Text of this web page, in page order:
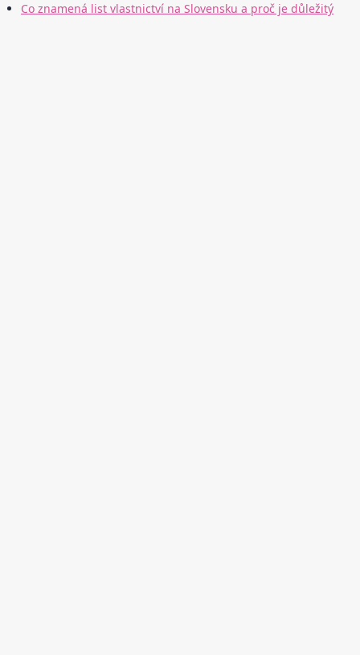
Co znamená list vlastnictví na Slovensku a proč je důležitý